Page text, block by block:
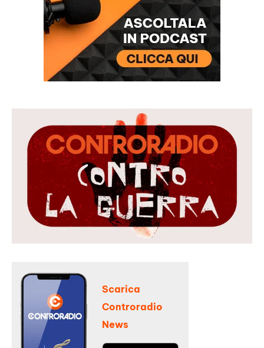
Scarica
Controradio
News